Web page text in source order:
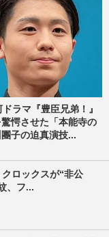
ラマ『豊臣兄弟！』
愕させた「本能寺の
子の迫真演技...
ロックスが“非公
、フ...